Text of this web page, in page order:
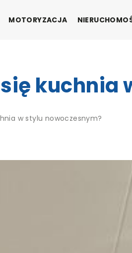
MOTORYZACJA
kuchnia
w stylu nowoczesnym?